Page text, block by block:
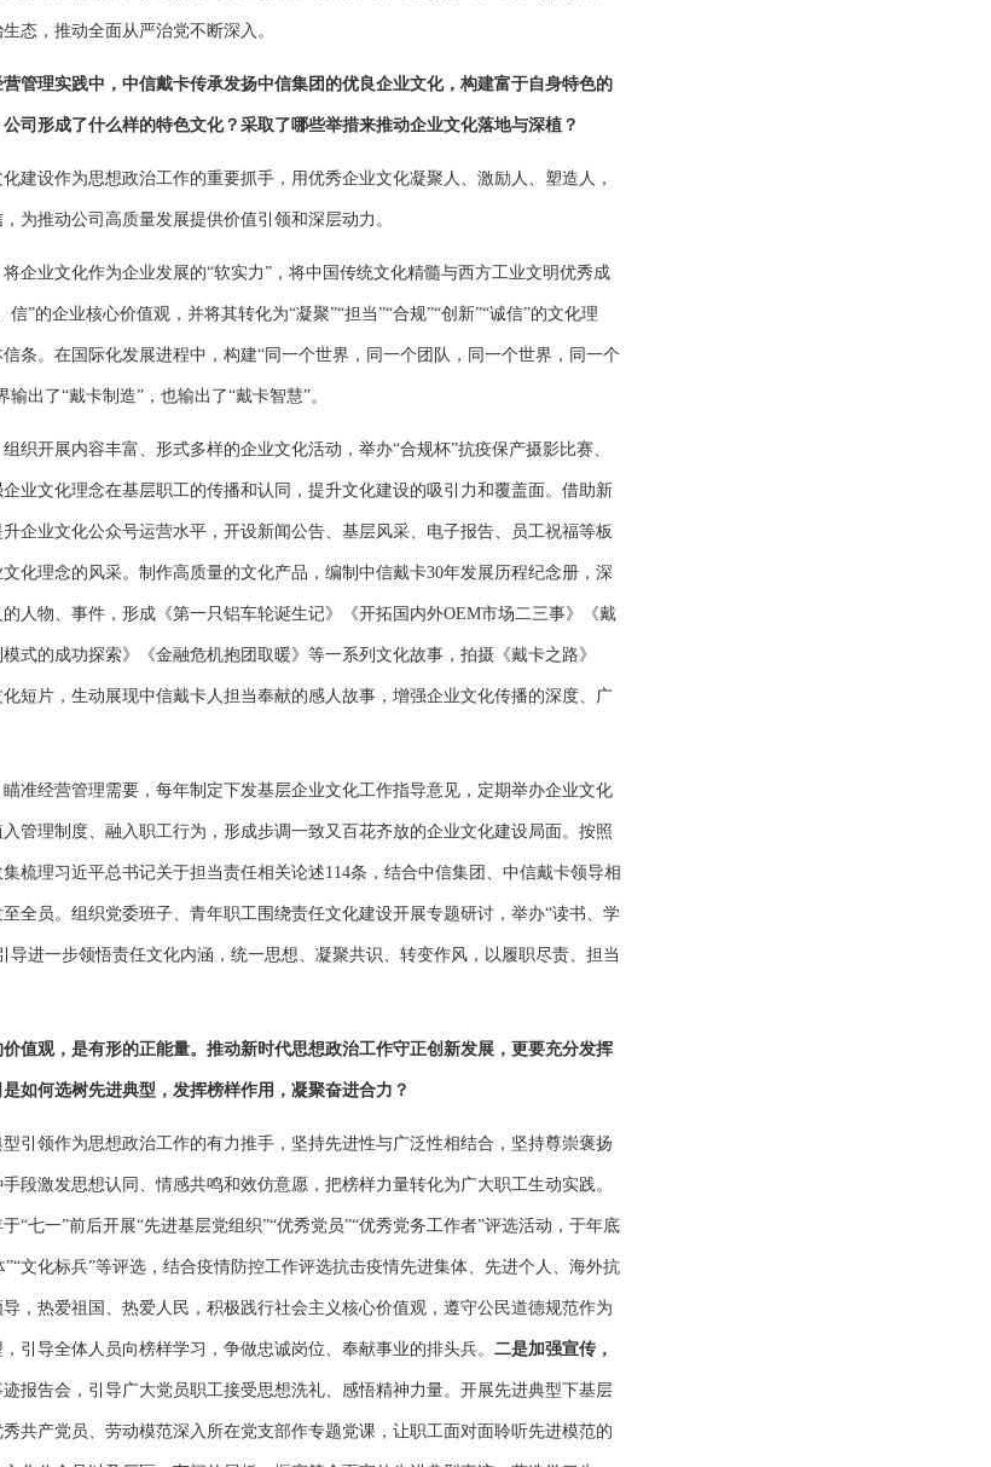
态，推动全面从严治党不断深入。
管理实践中，中信戴卡传承发扬中信集团的优良企业文化，构建富于自身特色的
司形成了什么样的特色文化？采取了哪些举措来推动企业文化落地与深植？
建设作为思想政治工作的重要抓手，用优秀企业文化凝聚人、激励人、塑造人，
为推动公司高质量发展提供价值引领和深层动力。
将企业文化作为企业发展的“软实力”，将中国传统文化精髓与西方工业文明优秀成
”的企业核心价值观，并将其转化为“凝聚”“担当”“合规”“创新”“诚信”的文化理
条。在国际化发展进程中，构建“同一个世界，同一个团队，同一个世界，同一个
出了“戴卡制造”，也输出了“戴卡智慧”。
组织开展内容丰富、形式多样的企业文化活动，举办“合规杯”抗疫保产摄影比赛、
业文化理念在基层职工的传播和认同，提升文化建设的吸引力和覆盖面。借助新
企业文化公众号运营水平，开设新闻公告、基层风采、电子报告、员工祝福等板
化理念的风采。制作高质量的文化产品，编制中信戴卡30年发展历程纪念册，深
人物、事件，形成《第一只铝车轮诞生记》《开拓国内外OEM市场二三事》《戴
的成功探索》《金融危机抱团取暖》等一系列文化故事，拍摄《戴卡之路》
化短片，生动展现中信戴卡人担当奉献的感人故事，增强企业文化传播的深度、广
瞄准经营管理需要，每年制定下发基层企业文化工作指导意见，定期举办企业文化
管理制度、融入职工行为，形成步调一致又百花齐放的企业文化建设局面。按照
梳理习近平总书记关于担当责任相关论述114条，结合中信集团、中信戴卡领导相
全员。组织党委班子、青年职工围绕责任文化建设开展专题研讨，举办“读书、学
导进一步领悟责任文化内涵，统一思想、凝聚共识、转变作风，以履职尽责、担当
值观，是有形的正能量。推动新时代思想政治工作守正创新发展，更要充分发挥
如何选树先进典型，发挥榜样作用，凝聚奋进合力？
引领作为思想政治工作的有力推手，坚持先进性与广泛性相结合，坚持尊崇褒扬
段激发思想认同、情感共鸣和效仿意愿，把榜样力量转化为广大职工生动实践。
“七一”前后开展“先进基层党组织”“优秀党员”“优秀党务工作者”评选活动，于年底
”“文化标兵”等评选，结合疫情防控工作评选抗击疫情先进集体、先进个人、海外抗
，热爱祖国、热爱人民，积极践行社会主义核心价值观，遵守公民道德规范作为
引导全体人员向榜样学习，争做忠诚岗位、奉献事业的排头兵。二是加强宣传，
报告会，引导广大党员职工接受思想洗礼、感悟精神力量。开展先进典型下基层
共产党员、劳动模范深入所在党支部作专题党课，让职工面对面聆听先进模范的